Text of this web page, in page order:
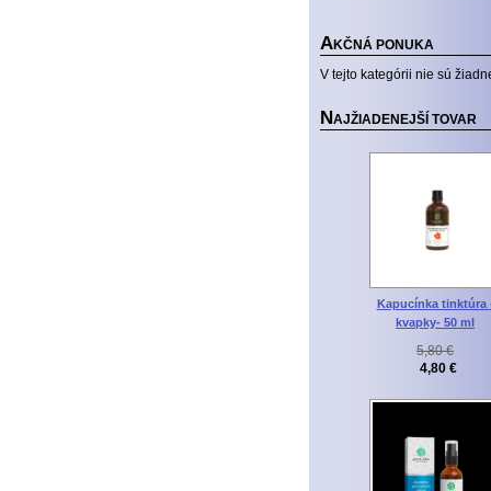
AKČNÁ PONUKA
V tejto kategórii nie sú
NAJŽIADENEJŠÍ TOVAR
Kapucínka tinktúra
kvapky- 50 ml
5,80 €
4,80 €